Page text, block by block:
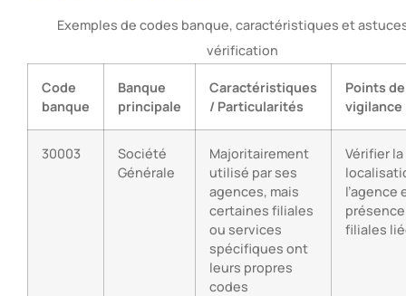
Exemples de codes banque, caractéristiques et
vérification
Code
banque
Banque
principale
Caractéristiques
/ Particularités
Points de
vigilance
30003
Société
Générale
Majoritairement
utilisé par ses
agences, mais
certaines filiales
ou services
spécifiques ont
leurs propres
codes
Vérifier la
l’agence
filiales